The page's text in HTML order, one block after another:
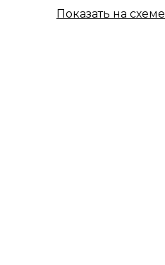
Показать на схеме